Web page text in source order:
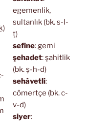
egemenlik,
sultanlık (bk. s-l-
ṭ)
sefine: gemi
şehadet: şahitlik
(bk. ş-h-d)
sehâvetli:
cömertçe (bk. c-
v-d)
siyer: